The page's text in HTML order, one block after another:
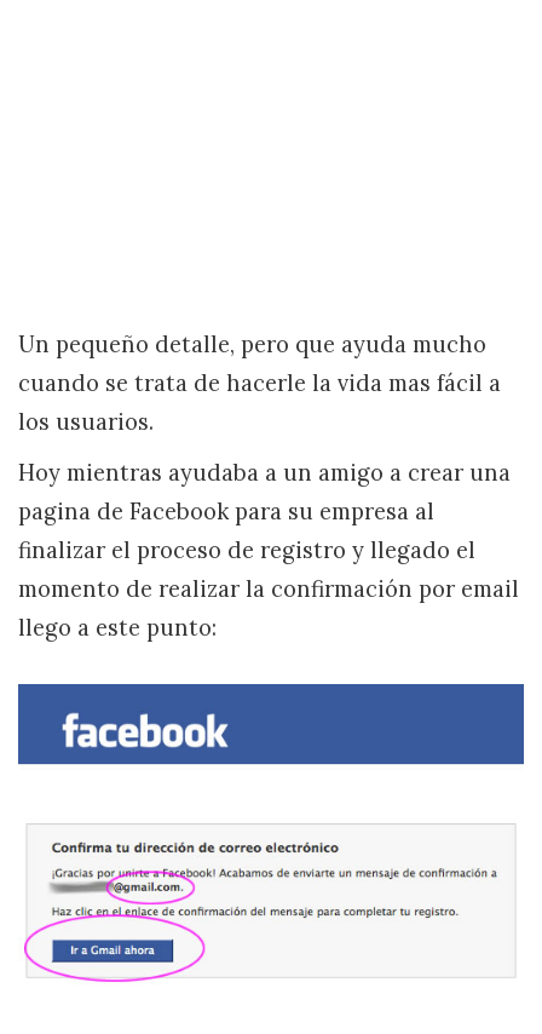
Un pequeño detalle, pero que ayuda mucho
cuando se trata de hacerle la vida mas fácil a
los usuarios.
Hoy mientras ayudaba a un amigo a crear una
pagina de Facebook para su empresa al
finalizar el proceso de registro y llegado el
momento de realizar la confirmación por email
llego a este punto: